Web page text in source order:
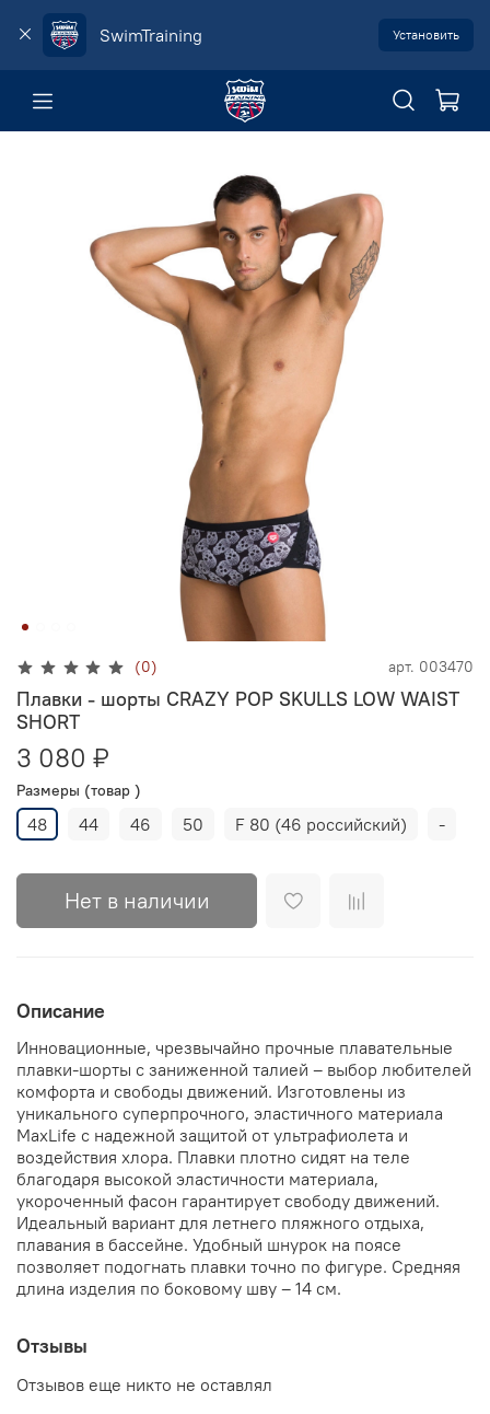
SwimTraining Установить
(0) арт. 003470
Плавки - шорты CRAZY POP SKULLS LOW WAIST
SHORT
3 080 ₽
Размеры (товар )
48 44 46 50 F 80 (46 российский) -
Нет в наличии
Описание
Инновационные, чрезвычайно прочные плавательные
плавки-шорты с заниженной талией – выбор любителей
комфорта и свободы движений. Изготовлены из
уникального суперпрочного, эластичного материала
MaxLife с надежной защитой от ультрафиолета и
воздействия хлора. Плавки плотно сидят на теле
благодаря высокой эластичности материала,
укороченный фасон гарантирует свободу движений.
Идеальный вариант для летнего пляжного отдыха,
плавания в бассейне. Удобный шнурок на поясе
позволяет подогнать плавки точно по фигуре. Средняя
длина изделия по боковому шву – 14 см.
Отзывы
Отзывов еще никто не оставлял